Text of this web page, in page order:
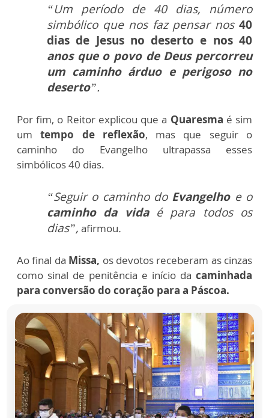
“Um período de 40 dias, número
simbólico que nos faz pensar nos 40
dias de Jesus no deserto e nos 40
anos que o povo de Deus percorreu
um caminho árduo e perigoso no
deserto”.
Por fim, o Reitor explicou que a Quaresma é sim
umtempo de reflexão, mas que seguir o
caminho do Evangelho ultrapassa esses
simbólicos 40 dias.
“Seguir o caminho do Evangelhoe o
caminho da vidaé para todos os
dias”, afirmou.
Ao final da Missa, os devotos receberam as cinzas
como sinal de penitência e início da caminhada
para conversão do coração para a Páscoa.